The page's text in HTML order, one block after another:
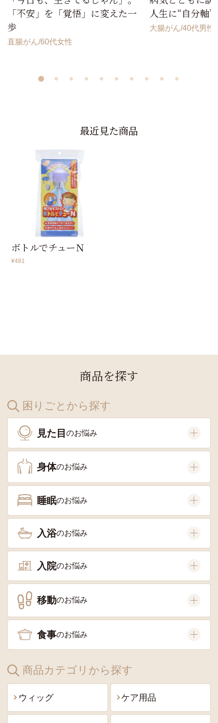
「不安」を「覚悟」に変えた一
歩
直腸がん 60代女性
人生に“自分軸
大腸がん 40代男性
ボトルでチューＮ
¥481
商品を探す
困りごとから探す
見た目
身体
睡眠
入浴
入院
移動
食事
商品カテゴリから探す
ウィッグ ケア用品